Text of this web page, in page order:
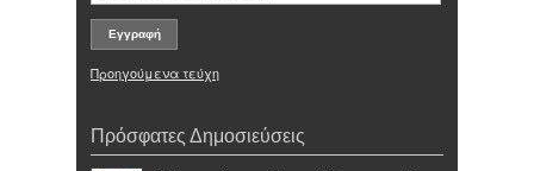
Προηγούμενα τεύχη
Πρόσφατες Δημοσιεύσεις